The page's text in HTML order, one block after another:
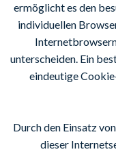
ermöglicht es den
individuellen
unterscheiden. Ein
eindeutige
Durch den Einsatz
dieser